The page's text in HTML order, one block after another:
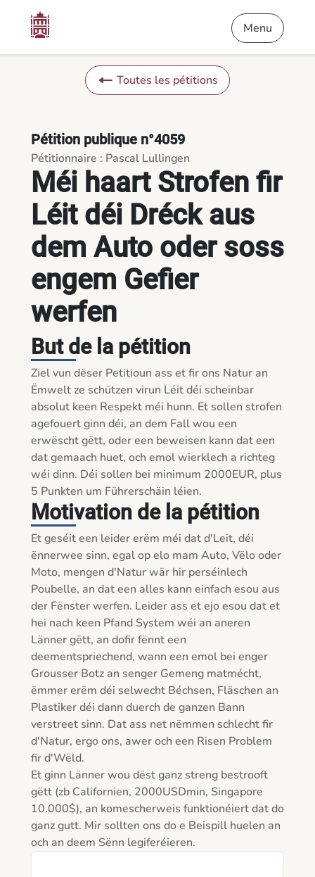
Méi haart Strofen fir Léit déi Dréck aus dem Auto oder soss
Menu
Toutes les pétitions
Méi haart Strofen fir
Léit déi Dréck aus
dem Auto oder soss
engem Gefier
werfen
Pétition publique n°4059
Pétitionnaire : Pascal Lullingen
But de la pétition
Ziel vun dëser Petitioun ass et fir ons Natur an
Ëmwelt ze schützen virun Léit déi scheinbar
absolut keen Respekt méi hunn. Et sollen strofen
agefouert ginn déi, an dem Fall wou een
erwëscht gëtt, oder een beweisen kann dat een
dat gemaach huet, och emol wierklech a richteg
wéi dinn. Déi sollen bei minimum 2000EUR, plus
5 Punkten um Führerschäin léien.
Motivation de la pétition
Et geséit een leider erëm méi dat d'Leit, déi
ënnerwee sinn, egal op elo mam Auto, Vëlo oder
Moto, mengen d'Natur wär hir perséinlech
Poubelle, an dat een alles kann einfach esou aus
der Fënster werfen. Leider ass et ejo esou dat et
hei nach keen Pfand System wéi an aneren
Länner gëtt, an dofir fënnt een
deementspriechend, wann een emol bei enger
Grousser Botz an senger Gemeng matmécht,
ëmmer erëm déi selwecht Béchsen, Fläschen an
Plastiker déi dann duerch de ganzen Bann
verstreet sinn. Dat ass net nëmmen schlecht fir
d'Natur, ergo ons, awer och een Risen Problem
fir d'Wëld.
Et ginn Länner wou dëst ganz streng bestrooft
gëtt (zb Californien, 2000USDmin, Singapore
10.000$), an komescherweis funktionéiert dat do
ganz gutt. Mir sollten ons do e Beispill huelen an